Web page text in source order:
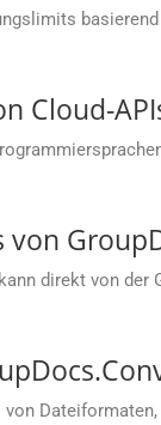
Cloud-
direkt von